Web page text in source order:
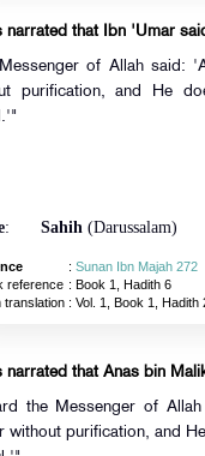
narrated that Ibn 'Umar
of Allah said:
purification, and He
: Sahih(Darussalam)
: Sunan Ibn Majah 272
reference : Book 1, Hadith 6
translation: Vol. 1, Book 1, Hadith
narrated that Anas bin
the Messenger of
without purification, and